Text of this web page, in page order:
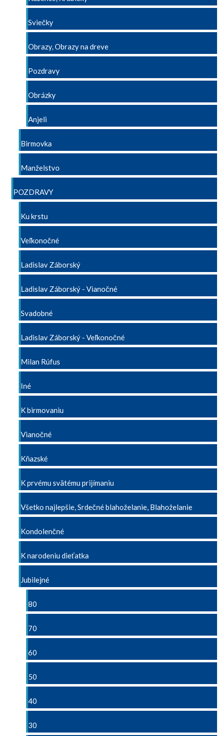
Sviečky
Obrazy, Obrazy na dreve
Pozdravy
Obrázky
Anjeli
Birmovka
Manželstvo
POZDRAVY
Ku krstu
Veľkonočné
Ladislav Záborský
Ladislav Záborský - Vianočné
Svadobné
Ladislav Záborský - Veľkonočné
Milan Rúfus
Iné
K birmovaniu
Vianočné
Kňazské
K prvému svätému prijímaniu
Všetko najlepšie, Srdečné blahoželanie, Blahoželanie
Kondolenčné
K narodeniu dieťatka
Jubilejné
80
70
60
50
40
30